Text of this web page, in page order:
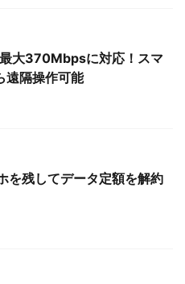
大370Mbpsに対応！スマ
遠隔操作可能
を残してデータ定額を解約